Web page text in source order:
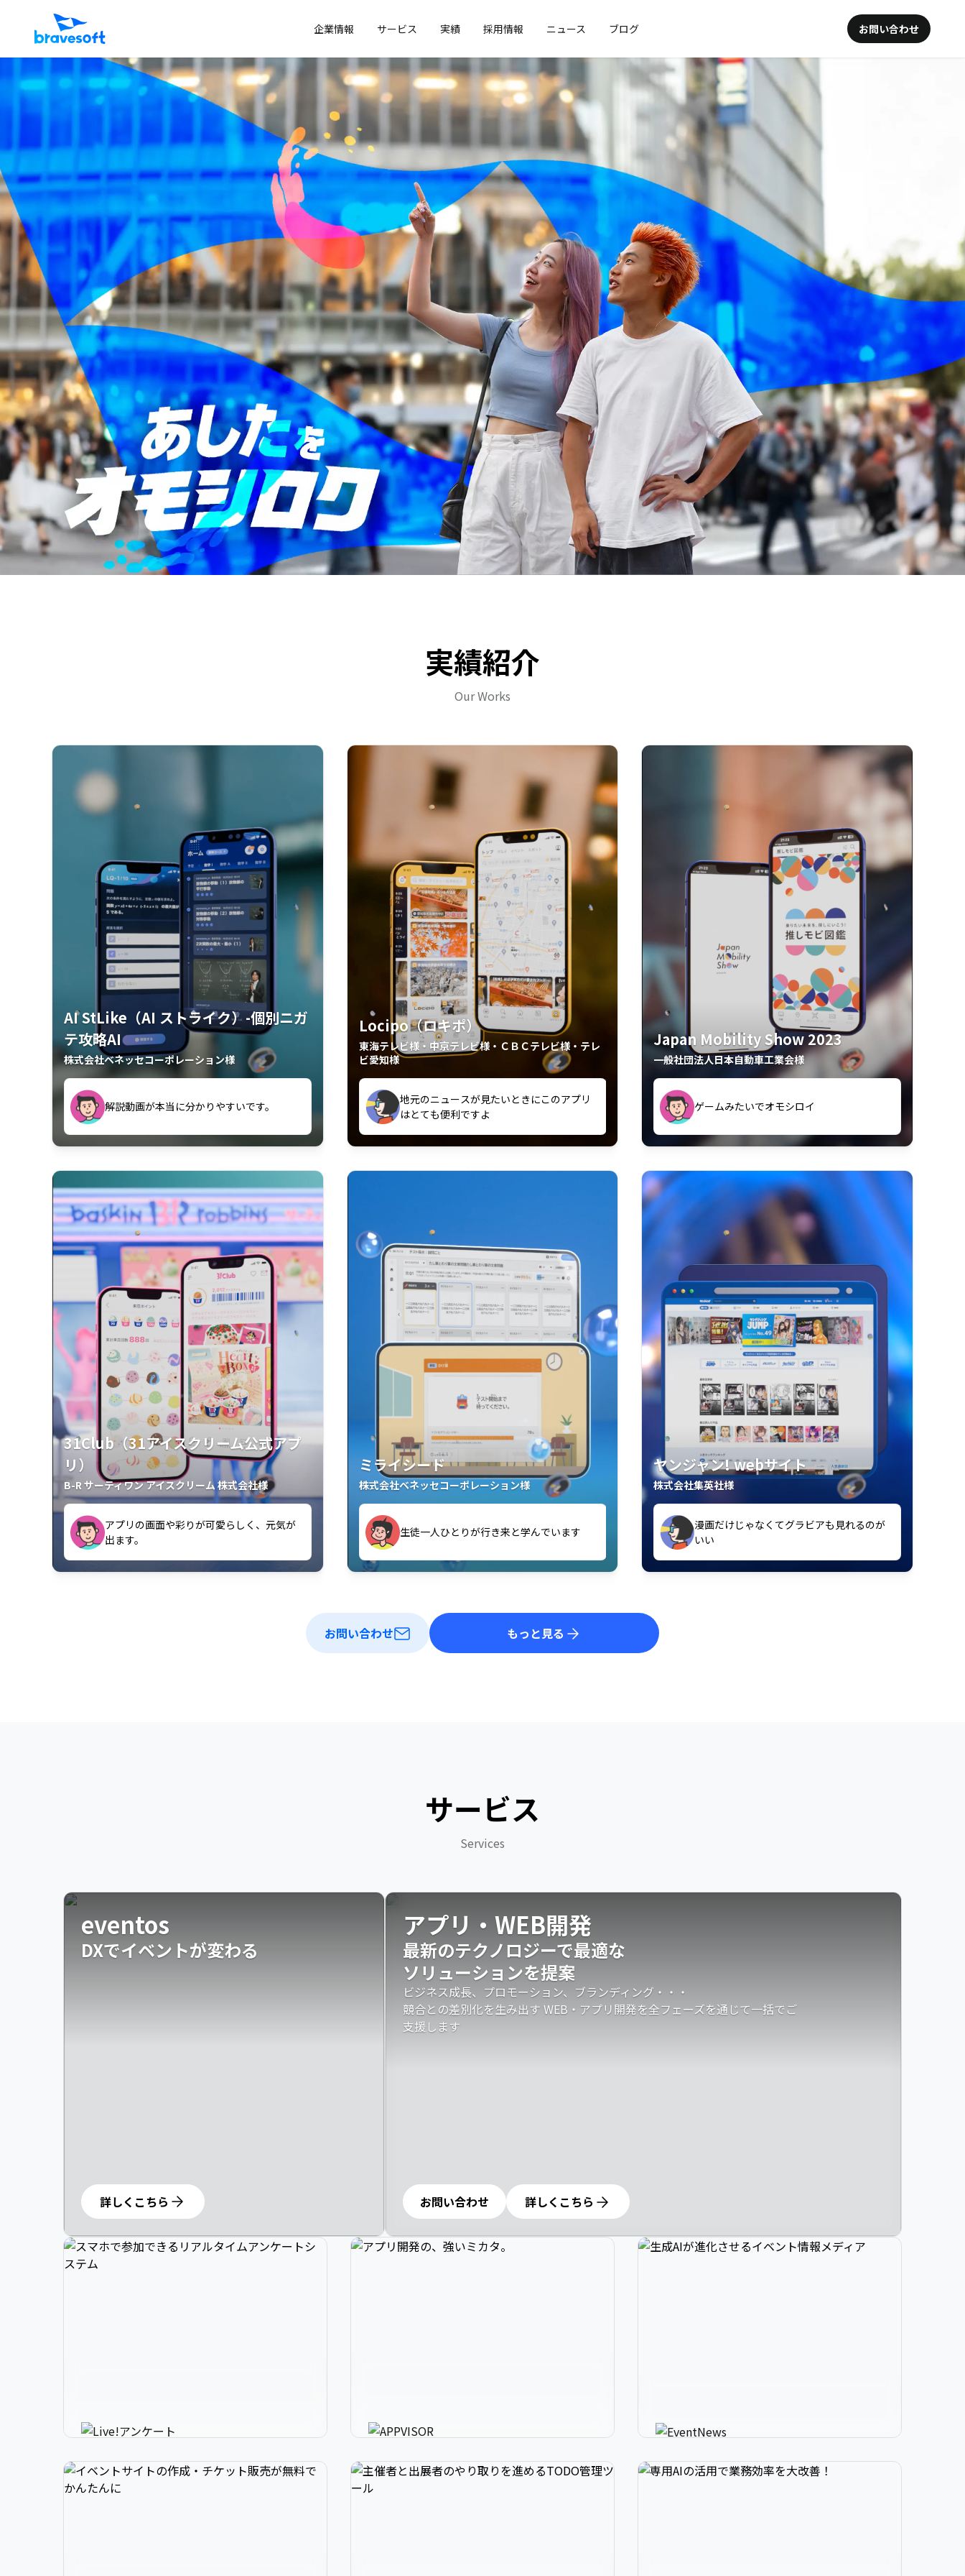
企業情報 サービス 実績 採用情報 ニュース ブログ お問い合わせ
実績紹介
Our Works
AI StLike（AI ストライク）-個別ニガ
テ攻略AI
株式会社ベネッセコーポレーション様
古文漢文を主に使わせていただいている
が、復習するのに非常に役立っている。
解説動画が本当に分かりやすいです。
Locipo（ロキポ）
東海テレビ様・中京テレビ様・ＣＢＣテレビ様・テレ
ビ愛知様
中京テレビのおもしろ番組が視聴可能地域
外からも見れるの嬉しいポイント
いつも利用させていただいております！
Japan Mobility Show 2023
一般社団法人日本自動車工業会様
夢中で推しモビを探してビッグサイトで6時
間も滞在してしまった
久々のモーターショーがアプリでもっと楽
しめました
31Club（31アイスクリーム公式アプ
リ）
B-R サーティワン アイスクリーム 株式会社様
アプリの画面や彩りが可愛らしく、元気が
出ます。
クラスごとに特典があるようなので使うの
が楽しいです。
ミライシード
株式会社ベネッセコーポレーション様
生徒一人ひとりが行き来と学んでいます
い」「解くことが楽しい」を実感していま
ヤンジャン! webサイト
株式会社集英社様
漫画だけじゃなくてグラビアも見れるのが
いい
紙の雑誌買うより安くて助かる
お問い合わせ もっと見る
サービス
Services
eventos
DXでイベントが変わる
詳しくこちら
アプリ・WEB開発
最新のテクノロジーで最適な
ソリューションを提案
ビジネス成長、プロモーション、ブランディング・・・
競合との差別化を生み出す WEB・アプリ開発を全フェーズを通じて一括でご
支援します
お問い合わせ 詳しくこちら
3 1 2 2 2 3 9